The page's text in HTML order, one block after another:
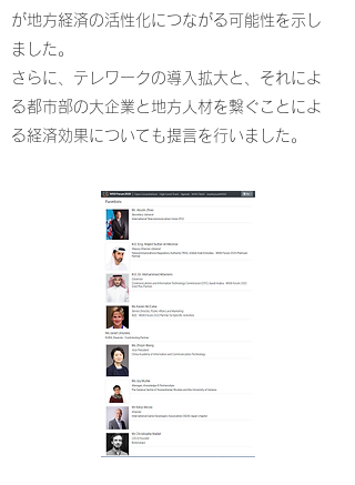
が地方経済の活性化につながる可能性を示し
ました。
さらに、テレワークの導入拡大と、それによ
る都市部の大企業と地方人材を繋ぐことによ
る経済効果についても提言を行いました。